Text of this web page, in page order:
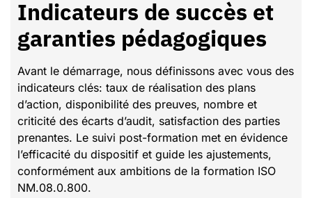
Indicateurs de succès et
garanties pédagogiques
Avant le démarrage, nous définissons avec vous des
indicateurs clés: taux de réalisation des plans
d’action, disponibilité des preuves, nombre et
criticité des écarts d’audit, satisfaction des parties
prenantes. Le suivi post-formation met en évidence
l’efficacité du dispositif et guide les ajustements,
conformément aux ambitions de la formation ISO
NM.08.0.800.